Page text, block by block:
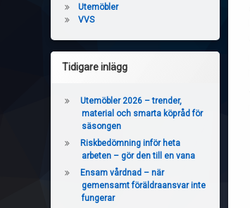
Utemöbler
VVS
Tidigare inlägg
Utemöbler 2026 – trender,
material och smarta köpråd för
säsongen
Riskbedömning inför heta
arbeten – gör den till en vana
Ensam vårdnad – när
gemensamt föräldraansvar inte
fungerar